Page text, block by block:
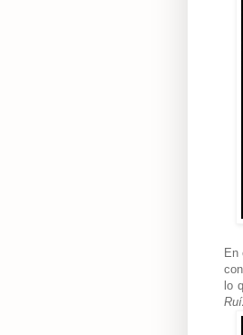
En
lo